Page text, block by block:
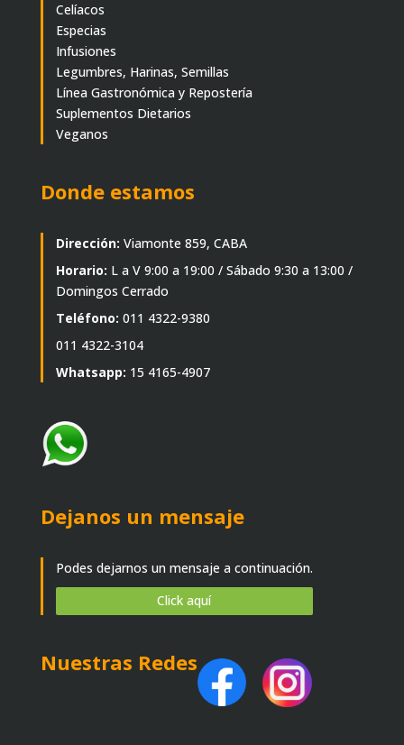
Celíacos
Especias
Infusiones
Legumbres, Harinas, Semillas
Línea Gastronómica y Repostería
Suplementos Dietarios
Veganos
Donde estamos
Dirección: Viamonte 859, CABA
Horario: L a V 9:00 a 19:00 / Sábado 9:30 a 13:00 /
Domingos Cerrado
Teléfono: 011 4322-9380
011 4322-3104
Whatsapp: 15 4165-4907
Dejanos un mensaje
Podes dejarnos un mensaje a continuación.
Click aquí
Nuestras Redes